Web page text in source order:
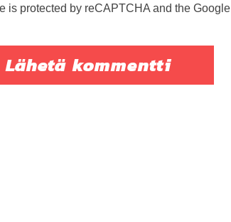
is protected by reCAPTCHA and the Google